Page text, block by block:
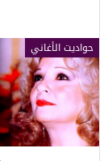
حواديت الأغاني